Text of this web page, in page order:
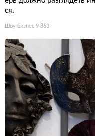
ся.
Шоу-бизнес 9 863